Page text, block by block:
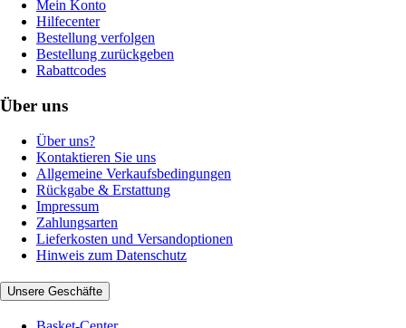
Mein Konto
Hilfecenter
Bestellung verfolgen
Bestellung zurückgeben
Rabattcodes
Über uns
Über uns?
Kontaktieren Sie uns
Allgemeine Verkaufsbedingungen
Rückgabe & Erstattung
Impressum
Zahlungsarten
Lieferkosten und Versandoptionen
Hinweis zum Datenschutz
Unsere Geschäfte